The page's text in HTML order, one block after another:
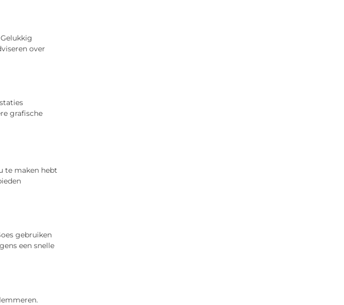
over
grafische
te maken hebt
gebruiken
een snelle